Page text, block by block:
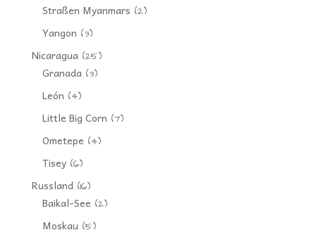
Straßen Myanmars (2)
Yangon (3)
Nicaragua(25)
Granada(3)
León (4)
Little Big Corn (7)
Ometepe (4)
Tisey(6)
Russland(16)
Baikal-See (2)
Moskau(5)